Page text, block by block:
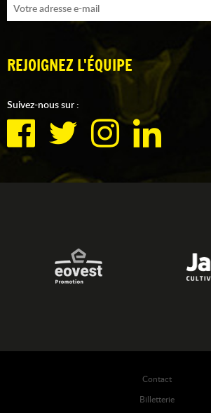
REJOIGNEZ L'ÉQUIPE
Suivez-nous sur :
Contact
Billetterie